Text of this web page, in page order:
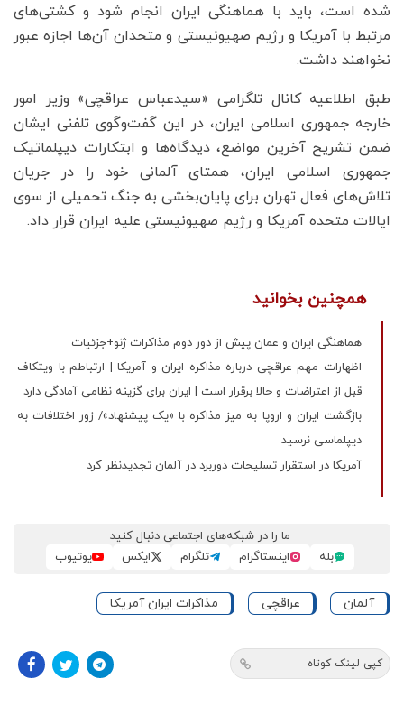
شده است، باید با هماهنگی ایران انجام شود و کشتی‌های
مرتبط با آمریکا و رژیم صهیونیستی و متحدان آن‌ها اجازه عبور
نخواهند داشت.
طبق اطلاعیه کانال تلگرامی «سیدعباس عراقچی» وزیر امور
خارجه جمهوری اسلامی ایران، در این گفت‌وگوی تلفنی ایشان
ضمن تشریح آخرین مواضع، دیدگاه‌ها و ابتکارات دیپلماتیک
جمهوری اسلامی ایران، همتای آلمانی خود را در جریان
تلاش‌های فعال تهران برای پایان‌بخشی به جنگ تحمیلی از سوی
ایالات متحده آمریکا و رژیم صهیونیستی علیه ایران قرار داد.
همچنین بخوانید
هماهنگی ایران و عمان پیش از دور دوم مذاکرات ژنو+جزئیات
اظهارات مهم عراقچی درباره مذاکره ایران و آمریکا | ارتباطم با ویتکاف
قبل از اعتراضات و حالا برقرار است | ایران برای گزینه نظامی آمادگی دارد
بازگشت ایران و اروپا به میز مذاکره با «یک پیشنهاد»/ زور اختلافات به
دیپلماسی نرسید
آمریکا در استقرار تسلیحات دوربرد در آلمان تجدیدنظر کرد
ما را در شبکه‌های اجتماعی دنبال کنید
بله
اینستاگرام تلگرام ایکس یوتیوب
آلمان عراقچی مذاکرات ایران آمریکا
کپی لینک کوتاه